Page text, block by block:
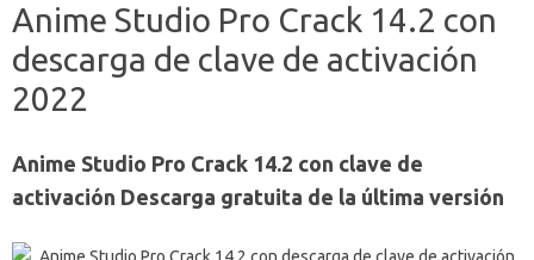
Anime Studio Pro Crack 14.2 con
descarga de clave de activación
2022
Anime Studio Pro Crack 14.2 con clave de
activación Descarga gratuita de la última versión